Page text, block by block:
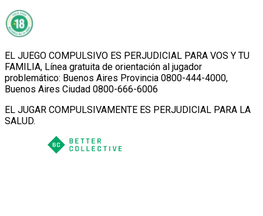
EL JUEGO COMPULSIVO ES PERJUDICIAL PARA VOS Y TU
FAMILIA, Línea gratuita de orientación al jugador
problemático: Buenos Aires Provincia 0800-444-4000,
Buenos Aires Ciudad 0800-666-6006
EL JUGAR COMPULSIVAMENTE ES PERJUDICIAL PARA LA
SALUD.